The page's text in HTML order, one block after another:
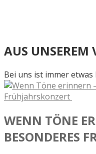
AUS UNSEREM
Bei uns ist immer etwas
WENN TÖNE
BESONDERES